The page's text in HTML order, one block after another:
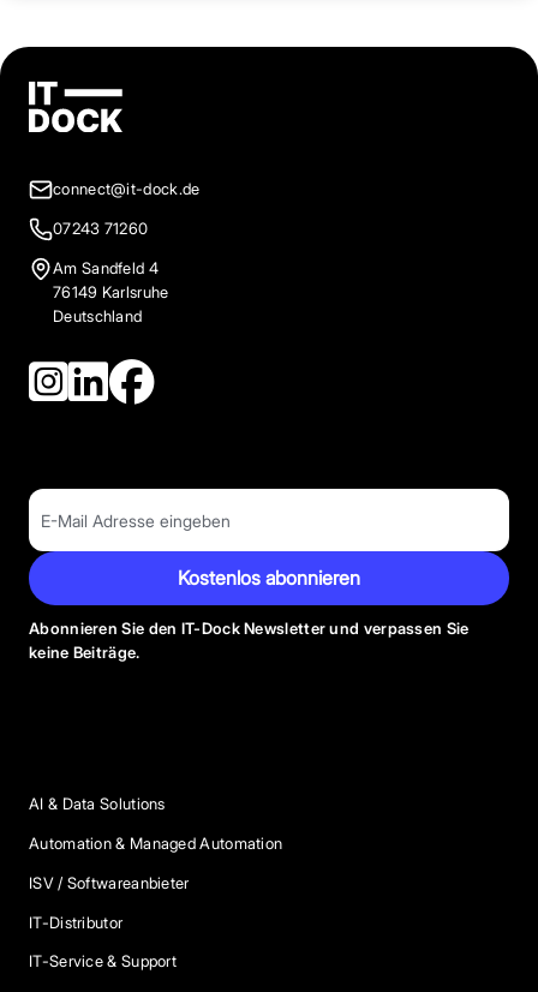
connect@it-dock.de
07243 71260
Am Sandfeld 4
76149 Karlsruhe
Deutschland
Kostenlos abonnieren
Abonnieren Sie den IT-Dock Newsletter und verpassen Sie
keine Beiträge.
AI & Data Solutions
Automation & Managed Automation
ISV / Softwareanbieter
IT-Distributor
IT-Service & Support